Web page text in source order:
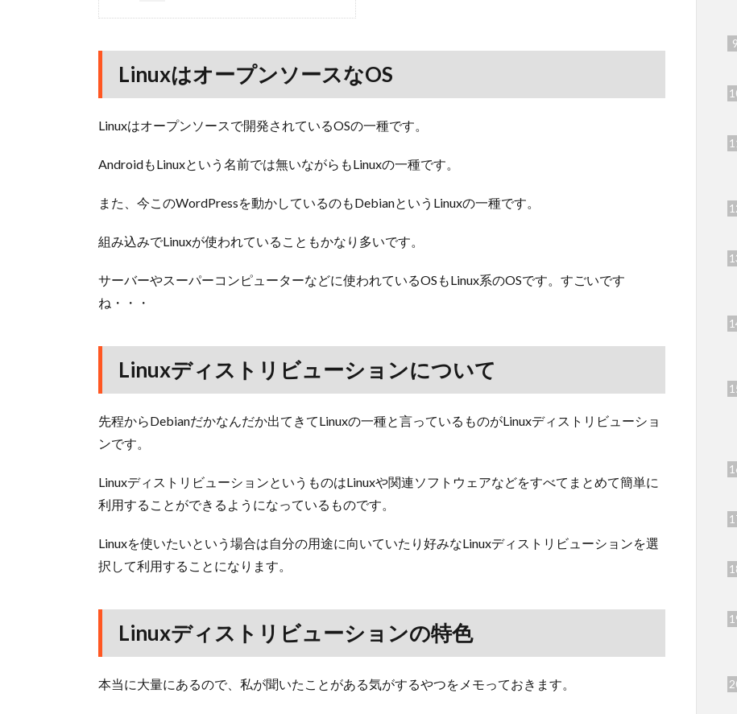
LinuxはオープンソースなOS
Linuxはオープンソースで開発されているOSの一種です。
AndroidもLinuxという名前では無いながらもLinuxの一種です。
また、今このWordPressを動かしているのもDebianというLinuxの一種です。
組み込みでLinuxが使われていることもかなり多いです。
サーバーやスーパーコンピューターなどに使われているOSもLinux系のOSです。すごいです
ね・・・
Linuxディストリビューションについて
先程からDebianだかなんだか出てきてLinuxの一種と言っているものがLinuxディストリビューショ
ンです。
LinuxディストリビューションというものはLinuxや関連ソフトウェアなどをすべてまとめて簡単に
利用することができるようになっているものです。
Linuxを使いたいという場合は自分の用途に向いていたり好みなLinuxディストリビューションを選
択して利用することになります。
Linuxディストリビューションの特色
本当に大量にあるので、私が聞いたことがある気がするやつをメモっておきます。